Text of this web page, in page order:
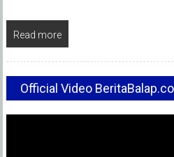
Read more
Official Video